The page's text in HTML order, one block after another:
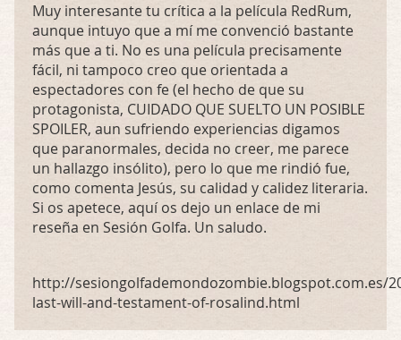
Muy interesante tu crítica a la película RedRum,
aunque intuyo que a mí me convenció bastante
más que a ti. No es una película precisamente
fácil, ni tampoco creo que orientada a
espectadores con fe (el hecho de que su
protagonista, CUIDADO QUE SUELTO UN POSIBLE
SPOILER, aun sufriendo experiencias digamos
que paranormales, decida no creer, me parece
un hallazgo insólito), pero lo que me rindió fue,
como comenta Jesús, su calidad y calidez literaria.
Si os apetece, aquí os dejo un enlace de mi
reseña en Sesión Golfa. Un saludo.
http://sesiongolfademondozombie.blogspot.com.es/
last-will-and-testament-of-rosalind.html